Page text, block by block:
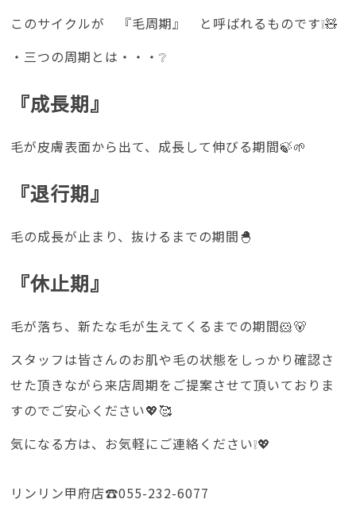
このサイクルが 『毛周期』 と呼ばれるものです❕🧸
・三つの周期とは・・・❔
『成長期』
毛が皮膚表面から出て、成長して伸びる期間🍃🌱
『退行期』
毛の成長が止まり、抜けるまでの期間🐣
『休止期』
毛が落ち、新たな毛が生えてくるまでの期間🐹🐻
スタッフは皆さんのお肌や毛の状態をしっかり確認さ
せた頂きながら来店周期をご提案させて頂いておりま
すのでご安心ください💖🥰
気になる方は、お気軽にご連絡ください❕💖
リンリン甲府店☎️055-232-6077